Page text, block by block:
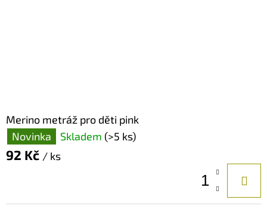
Merino metráž pro děti pink
Novinka
Skladem (>5 ks)
92 Kč / ks